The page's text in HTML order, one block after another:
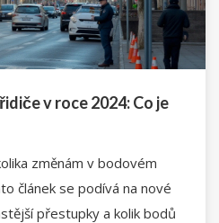
v roce 2024: Co je
změnám v bodovém
článek se podívá na nové
přestupky a kolik bodů